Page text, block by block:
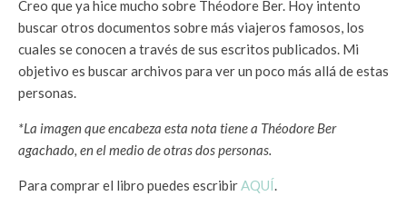
Creo que ya hice mucho sobre Théodore Ber. Hoy intento
buscar otros documentos sobre más viajeros famosos, los
cuales se conocen a través de sus escritos publicados. Mi
objetivo es buscar archivos para ver un poco más allá de estas
personas.
*La imagen que encabeza esta nota tiene a Théodore Ber
agachado, en el medio de otras dos personas.
Para comprar el libro puedes escribirAQUÍ.